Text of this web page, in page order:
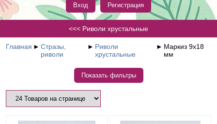
Вход Регистрация
<<< Риволи хрустальные
Главная ► Стразы,
риволи
► Риволи
хрустальные
► Маркиз 9х18
мм
Показать фильтры